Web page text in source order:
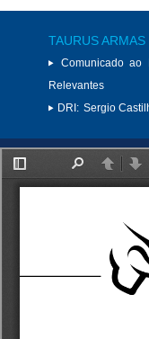
TAURUS ARMAS
Comunicado ao
Relevantes
DRI: Sergio